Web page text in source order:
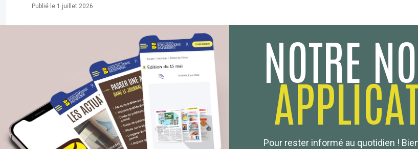
Publié le 1 juillet 2026
NOTRE
Pour rester informé au quotidien !